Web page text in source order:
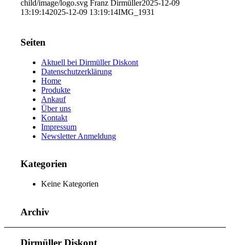
child/image/logo.svg Franz Dirmüller2025-12-09
13:19:142025-12-09 13:19:14IMG_1931
Seiten
Aktuell bei Dirmüller Diskont
Datenschutzerklärung
Home
Produkte
Ankauf
Über uns
Kontakt
Impressum
Newsletter Anmeldung
Kategorien
Keine Kategorien
Archiv
Dirmüller Diskont